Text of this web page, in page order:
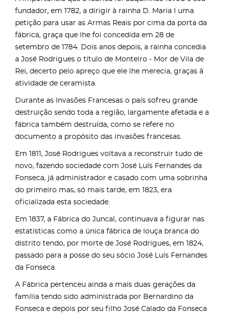
fundador, em 1782, a dirigir à rainha D. Maria I uma
petição para usar as Armas Reais por cima da porta da
fábrica, graça que lhe foi concedida em 28 de
setembro de 1784. Dois anos depois, a rainha concedia
a José Rodrigues o título de Monteiro - Mor de Vila de
Rei, decerto pelo apreço que ele lhe merecia, graças à
atividade de ceramista.
Durante as Invasões Francesas o país sofreu grande
destruição sendo toda a região, largamente afetada e a
fábrica também destruída, como se refere no
documento a propósito das invasões francesas.
Em 1811, José Rodrigues voltava a reconstruir tudo de
novo, fazendo sociedade com José Luís Fernandes da
Fonseca, já administrador e casado com uma sobrinha
do primeiro mas, só mais tarde, em 1823, era
oficializada esta sociedade.
Em 1837, a Fábrica do Juncal, continuava a figurar nas
estatísticas como a única fábrica de louça branca do
distrito tendo, por morte de José Rodrigues, em 1824,
passado para a posse do seu sócio José Luís Fernandes
da Fonseca.
A Fábrica pertenceu ainda a mais duas gerações da
família tendo sido administrada por Bernardino da
Fonseca e depois por seu filho José Calado da Fonseca